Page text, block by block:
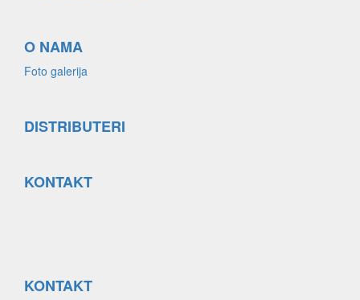
O NAMA
Foto galerija
DISTRIBUTERI
KONTAKT
KONTAKT